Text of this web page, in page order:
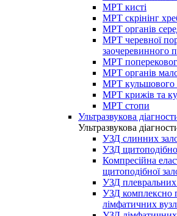
МРТ кисті
МРТ скрінінг
МРТ органів
МРТ черевної
заочеревинного
МРТ
МРТ органів
МРТ кульшового
МРТ крижів та
МРТ стопи
Ультразвукова
Ультразвукова
УЗД слинних
УЗД
Компресійна
щитоподібної
УЗД плевральних
УЗД комплексно
лімфатичних